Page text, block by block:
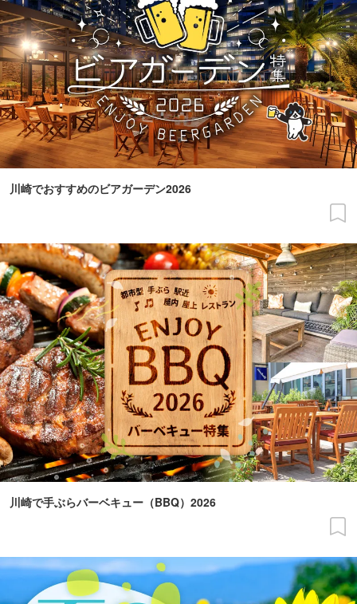
川崎でおすすめのビアガーデン2026
川崎で手ぶらバーベキュー（BBQ）2026